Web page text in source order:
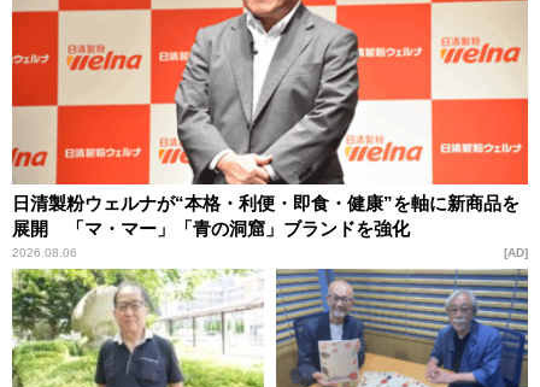
日清製粉ウェルナが“本格・利便・即食・健康”を軸に新商品を
展開 「マ・マー」「青の洞窟」ブランドを強化
2026.08.06 AD